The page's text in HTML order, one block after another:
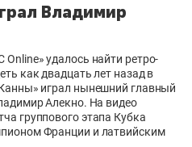
Владимир
удалось найти ретро-
как двадцать лет назад в
играл нынешний главный
Алекно. На видео
группового этапа Кубка
Франции и латвийским